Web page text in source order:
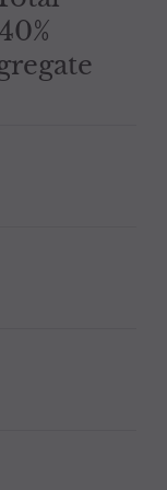
sich vor einer
Vorliegen eines
zu allen von
nicht als
stillschweigende